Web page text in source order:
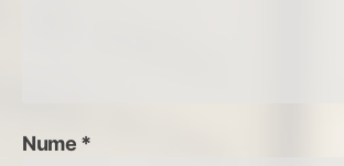
Nume *